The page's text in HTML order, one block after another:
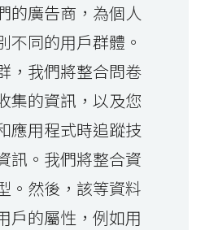
的廣告商，為個人
不同的用戶群體。
，我們將整合問卷
集的資訊，以及您
應用程式時追蹤技
訊。我們將整合資
。然後，該等資料
戶的屬性，例如用